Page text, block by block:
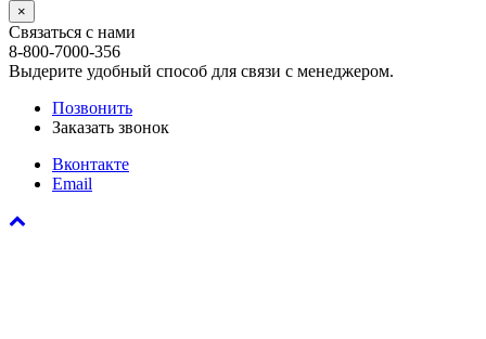
×
Связаться с нами
8-800-7000-356
Выдерите удобный способ для связи с менеджером.
Позвонить
Заказать звонок
Вконтакте
Email